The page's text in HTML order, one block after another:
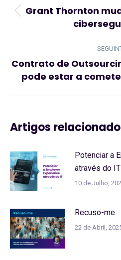
post:
Grant Thornton
Contrato de
pode estar a
Artigos
Potenciar a
através do IT
10 de Julho,
Recuso-me
22 de Abril,